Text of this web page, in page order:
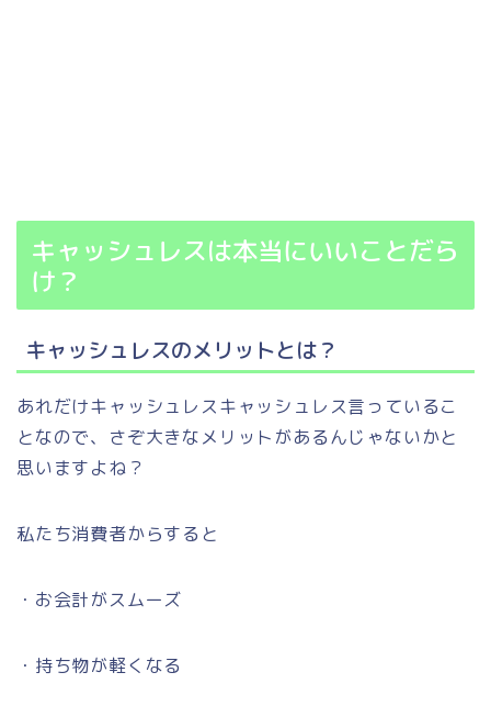
キャッシュレスは本当にいいことだら
け？
キャッシュレスのメリットとは？
あれだけキャッシュレスキャッシュレス言っているこ
となので、さぞ大きなメリットがあるんじゃないかと
思いますよね？
私たち消費者からすると
・お会計がスムーズ
・持ち物が軽くなる